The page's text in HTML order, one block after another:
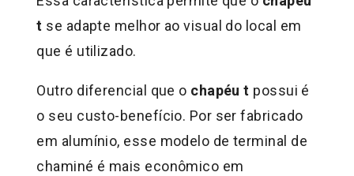
t se adapte melhor ao visual do local em
que é utilizado.
Outro diferencial que o chapéu t possui é
o seu custo-benefício. Por ser fabricado
em alumínio, esse modelo de terminal de
chaminé é mais econômico em